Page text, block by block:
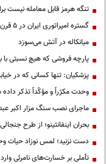
تنگه هرمز قابل معامله نیست
گستره امپراتوری ایران در ۵ قرن پیش از میلاد؛ تصویری از ایران ۲۵ قرن پیش
میانکاله در آتش می‌سوزد
پارچه فروشی که هیچ نسبتی با
پزشکیان: تنها کسانی که در
وحدت مکرّراً و مؤکّداً تذکر
ماجرای نصب سنگ مزار اکبر
بحران اینفانتینو؛ از طرح
دست نزنید؛ لمس نوزاد حیات
تأملی بر خسارت‌های نامرئی